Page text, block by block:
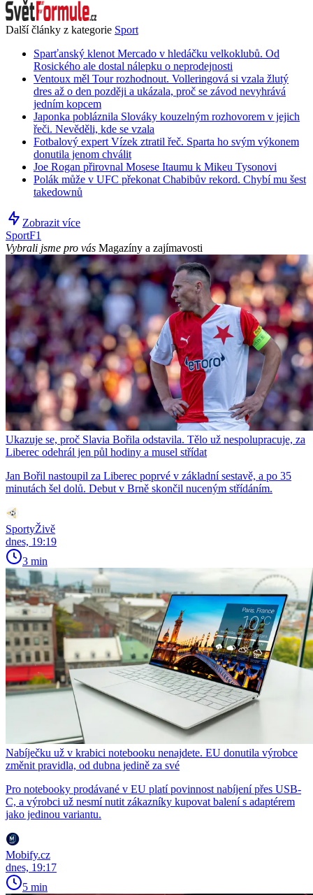
Další články z kategorie Sport
Sparťanský klenot Mercado v hledáčku velkoklubů. Od
Rosického ale dostal nálepku o neprodejnosti
Ventoux měl Tour rozhodnout. Volleringová si vzala žlutý
dres až o den později a ukázala, proč se závod nevyhrává
jedním kopcem
Japonka pobláznila Slováky kouzelným rozhovorem v jejich
řeči. Nevěděli, kde se vzala
Fotbalový expert Vízek ztratil řeč. Sparta ho svým výkonem
donutila jenom chválit
Joe Rogan přirovnal Mosese Itaumu k Mikeu Tysonovi
Polák může v UFC překonat Chabibův rekord. Chybí mu šest
takedownů
Zobrazit více
SportF1
Vybrali jsme pro vás Magazíny a zajímavosti
Ukazuje se, proč Slavia Bořila odstavila. Tělo už nespolupracuje, za
Liberec odehrál jen půl hodiny a musel střídat
Jan Bořil nastoupil za Liberec poprvé v základní sestavě, a po 35
minutách šel dolů. Debut v Brně skončil nuceným střídáním.
SportyŽivě
dnes, 19:19
3 min
Nabíječku už v krabici notebooku nenajdete. EU donutila výrobce
změnit pravidla, od dubna jedině za své
Pro notebooky prodávané v EU platí povinnost nabíjení přes USB-
C, a výrobci už nesmí nutit zákazníky kupovat balení s adaptérem
jako jedinou variantu.
Mobify.cz
dnes, 19:17
5 min